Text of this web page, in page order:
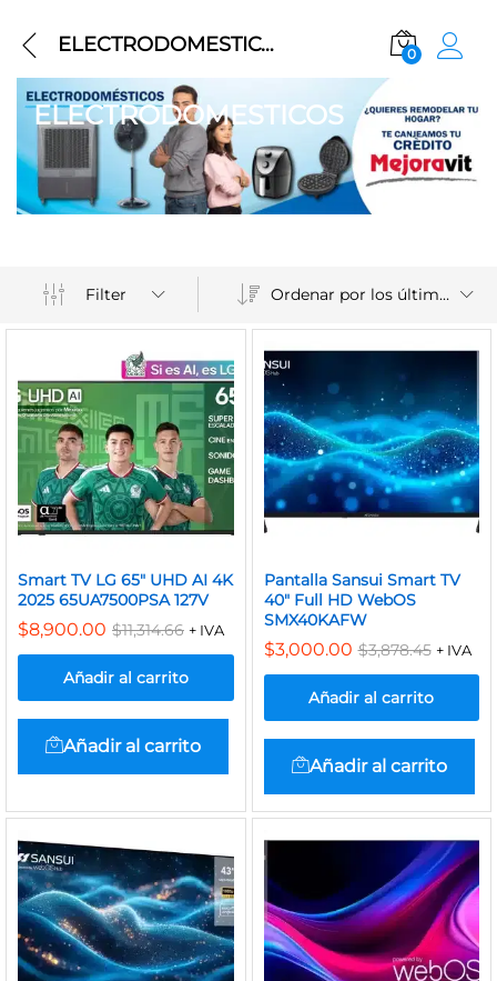
ELECTRODOMESTICOS 0
ELECTRODOMESTICOS
Filter Ordenar por los últimos
Smart TV LG 65″ UHD AI 4K
2025 65UA7500PSA 127V
$8,900.00 $11,314.66 + IVA
Añadir al carrito
Añadir al carrito
Pantalla Sansui Smart TV
40″ Full HD WebOS
SMX40KAFW
$3,000.00 $3,878.45 + IVA
Añadir al carrito
Añadir al carrito